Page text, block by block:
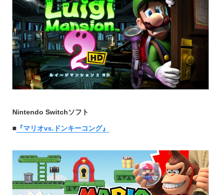
Nintendo Switchソフト
■『マリオvs.ドンキーコング』